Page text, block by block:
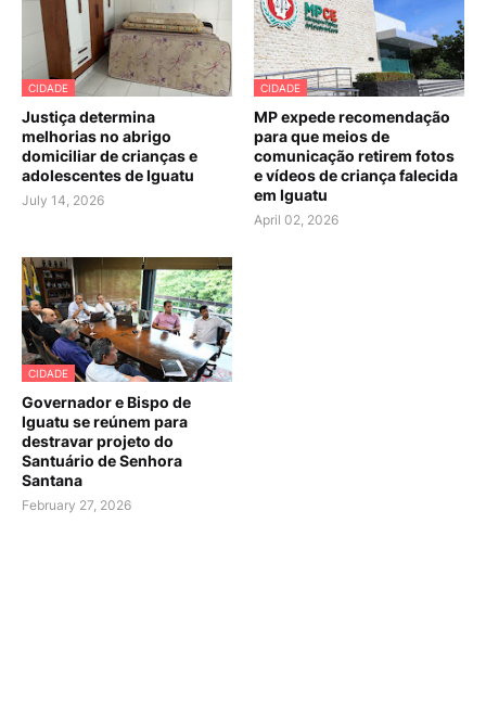
CIDADE
Justiça determina
melhorias no abrigo
domiciliar de crianças e
adolescentes de Iguatu
July 14, 2026
CIDADE
MP expede recomendação
para que meios de
comunicação retirem fotos
e vídeos de criança falecida
em Iguatu
April 02, 2026
CIDADE
Governador e Bispo de
Iguatu se reúnem para
destravar projeto do
Santuário de Senhora
Santana
February 27, 2026